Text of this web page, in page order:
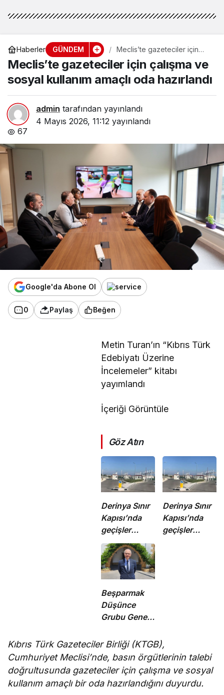
Haberler GÜNDEM
Meclis’te gazeteciler için
çalışma ve sosyal kullanım
amaçlı oda hazırlandı
Meclis’te gazeteciler için çalışma ve
sosyal kullanım amaçlı oda hazırlandı
admin tarafından yayınlandı
4 Mayıs 2026, 11:12 yayınlandı
67
Google'da Abone Ol
0 Paylaş Beğen
Metin Turan’ın “Kıbrıs Türk
Edebiyatı Üzerine
İncelemeler” kitabı
yayımlandı
İçeriği Görüntüle
Göz Atın
Derinya Sınır
Kapısı’nda
geçişler
normale
döndü
Derinya Sınır
Kapısı’nda
geçişler
Beşparmak
Düşünce
Grubu Genel
M. Ergün
Olgun oldu
Kıbrıs Türk Gazeteciler Birliği (KTGB),
Cumhuriyet Meclisi’nde, basın örgütlerinin talebi
doğrultusunda gazeteciler için çalışma ve sosyal
kullanım amaçlı bir oda hazırlandığını duyurdu.